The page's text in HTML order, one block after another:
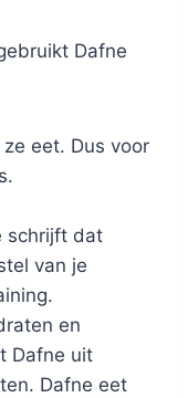
Dafne
eet. Dus voor
schrijft dat
van je
en
Dafne uit
Dafne eet